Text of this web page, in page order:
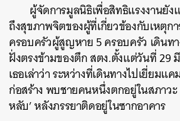
ผู้จัดการมูลนิธิเพื่อสิทธิแรงงานยัง
ถึงสุขภาพจิตของผู้ที่เกี่ยวข้องกับเหตุก
ครอบครัวผู้สูญหาย 5 ครอบครัว เดินท
ฝั่งตรงข้ามของตึก สตง.ตั้งแต่วันที่ 29
เธอเล่าว่า ระหว่างที่เดินทางไปเยี่ยมแ
ก่อสร้าง พบชายคนหนึ่งตกอยู่ในสภาวะ
หลับ’ หลังภรรยาติดอยู่ในซากอาคาร